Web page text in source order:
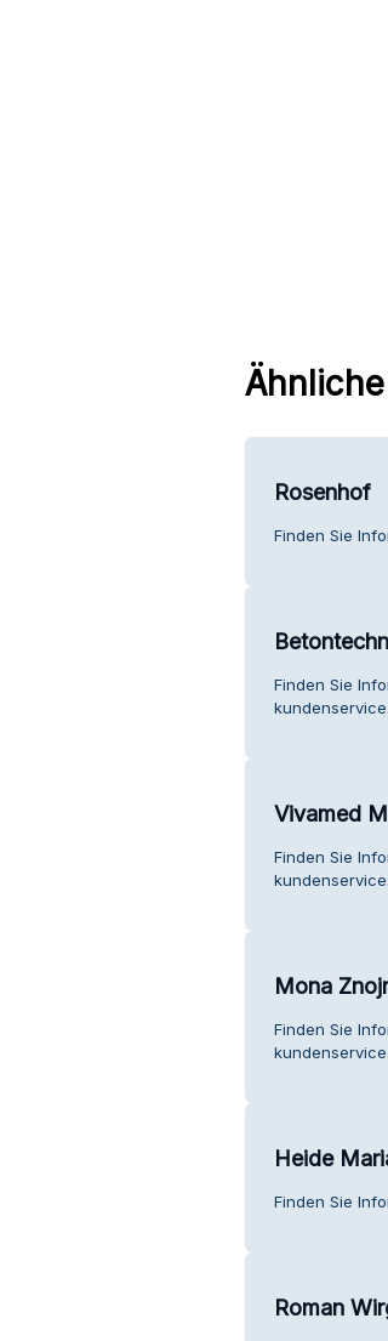
Ähnliche
Rosenhof
Finden Sie
Finden Sie
kundenservice.
Vivamed
Finden Sie
kundenservice.
Mona
Finden Sie
kundenservice.
Heide
Finden Sie
Roman